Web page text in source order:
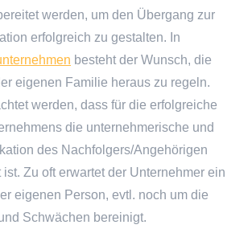
werden, um den Übergang zur
erfolgreich zu gestalten. In
besteht der Wunsch, die
eigenen Familie heraus zu regeln.
werden, dass für die erfolgreiche
die unternehmerische und
des Nachfolgers/Angehörigen
Zu oft erwartet der Unternehmer ein
eigenen Person, evtl. noch um die
Schwächen bereinigt.